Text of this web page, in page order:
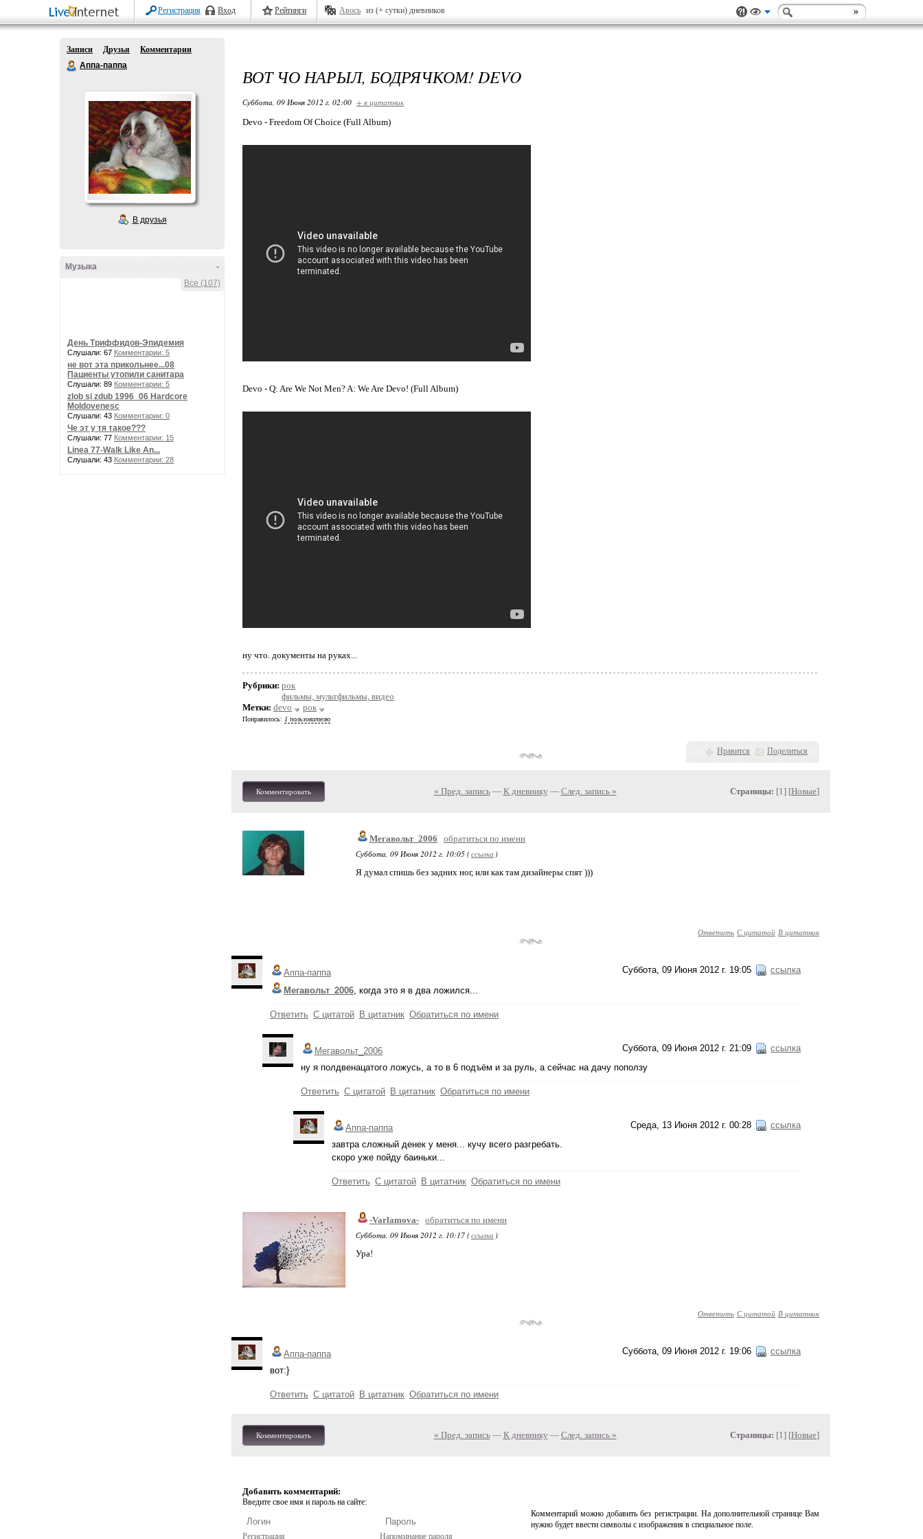
Регистрация Вход Рейтинги Авось из (+ сутки) дневников
Записи Друзья
Комментарии
Аппа-паппа
В друзья
-
Музыка
Все (107)
День Триффидов-Эпидемия
Слушали: 67 Комментарии: 5
не вот эта прикольнее...08
Пациенты утопили санитара
Слушали: 89 Комментарии: 5
zlob si zdub 1996_06 Hardcore
Moldovenesc
Слушали: 43 Комментарии: 0
Че эт у тя такое???
Слушали: 77 Комментарии: 15
Linea 77-Walk Like An...
Слушали: 43 Комментарии: 28
ВОТ ЧО НАРЫЛ, БОДРЯЧКОМ! DEVO
Суббота, 09 Июня 2012 г. 02:00 + в цитатник
Devo - Freedom Of Choice (Full Album)
Devo - Q: Are We Not Men? A: We Are Devo! (Full Album)
ну что. документы на руках...
Рубрики: рок
фильмы, мультфильмы, видео
Метки: devo рок
Понравилось: 1 пользователю
Нравится Поделиться
Комментировать « Пред. запись— К дневнику — След. запись » Страницы: [1] [Новые]
Мегавольт_2006
обратиться по имени
Суббота, 09 Июня 2012 г. 10:05 (ссылка )
Я думал спишь без задних ног, или как там дизайнеры спят )))
Ответить С цитатой В цитатник
Суббота, 09 Июня 2012 г. 19:05 ссылка
Аппа-паппа
Мегавольт_2006, когда это я в два ложился...
Ответить С цитатой В цитатник Обратиться по имени
Суббота, 09 Июня 2012 г. 21:09 ссылка
Мегавольт_2006
ну я полдвенацатого ложусь, а то в 6 подъём и за руль, а сейчас на дачу поползу
Ответить С цитатой В цитатник Обратиться по имени
Среда, 13 Июня 2012 г. 00:28 ссылка
Аппа-паппа
завтра сложный денек у меня... кучу всего разгребать.
скоро уже пойду баиньки...
Ответить С цитатой В цитатник Обратиться по имени
-Varlamova- обратиться по имени
Суббота, 09 Июня 2012 г. 10:17 (ссылка )
Ура!
Ответить С цитатой В цитатник
Суббота, 09 Июня 2012 г. 19:06 ссылка
Аппа-паппа
вот:}
Ответить С цитатой В цитатник Обратиться по имени
Комментировать « Пред. запись— К дневнику — След. запись » Страницы: [1] [Новые]
Добавить комментарий:
Введите свое имя и пароль на сайте:
Регистрация Напоминание пароля
Комментарий можно добавить без регистрации. На дополнительной странице Вам
нужно будет ввести символы с изображения в специальное поле.